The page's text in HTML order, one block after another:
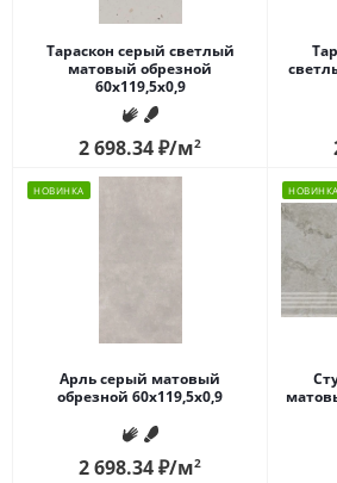
Тараскон серый светлый
матовый обрезной
60x119,5x0,9
2 698.34₽/м2
НОВИНКА
Арль серый матовый
обрезной 60x119,5x0,9
2 698.34₽/м2
НОВИНКА